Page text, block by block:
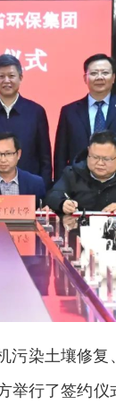
污染土壤修
举行了签约